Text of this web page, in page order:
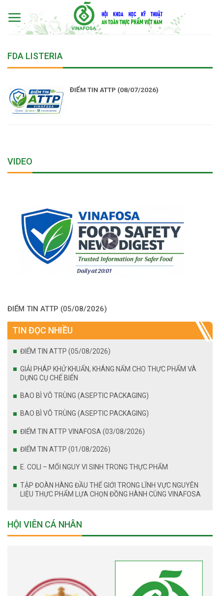
content
FDA LISTERIA
ĐIỂM TIN ATTP (08/07/2026)
VIDEO
ĐIỂM TIN ATTP (05/08/2026)
TIN ĐỌC NHIỀU
ĐIỂM TIN ATTP (05/08/2026)
GIẢI PHÁP KHỬ KHUẨN, KHÁNG NẤM CHO THỰC PHẨM VÀ
DỤNG CỤ CHẾ BIẾN
BAO BÌ VÔ TRÙNG (ASEPTIC PACKAGING)
BAO BÌ VÔ TRÙNG (ASEPTIC PACKAGING)
ĐIỂM TIN ATTP VINAFOSA (03/08/2026)
ĐIỂM TIN ATTP (01/08/2026)
E. COLI – MỐI NGUY VI SINH TRONG THỰC PHẨM
TẬP ĐOÀN HÀNG ĐẦU THẾ GIỚI TRONG LĨNH VỰC NGUYÊN
LIỆU THỰC PHẨM LỰA CHỌN ĐỒNG HÀNH CÙNG VINAFOSA
HỘI VIÊN CÁ NHÂN